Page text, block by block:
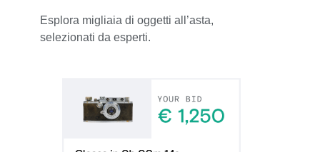
Esplora migliaia di oggetti all’asta,
selezionati da esperti.